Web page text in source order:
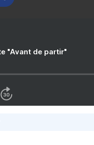
"Avant de partir"